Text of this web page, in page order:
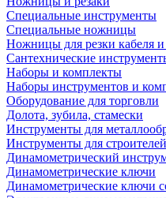
Специальные инструменты
Специальные ножницы
Ножницы для резки кабеля
Сантехнические
Наборы и комплекты
Наборы инструментов и
Оборудование для торговли
Долота, зубила, стамески
Инструменты для
Инструменты для
Динамометрический
Динамометрические ключи
Динамометрические ключи